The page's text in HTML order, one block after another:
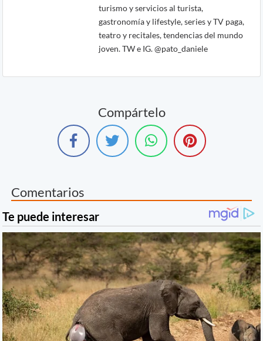
turismo y servicios al turista,
gastronomía y lifestyle, series y TV paga,
teatro y recitales, tendencias del mundo
joven. TW e IG. @pato_daniele
Compártelo
Comentarios